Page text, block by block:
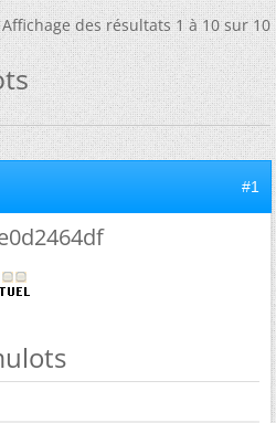
Affichage des résultats 1 à 10 sur 10
#1